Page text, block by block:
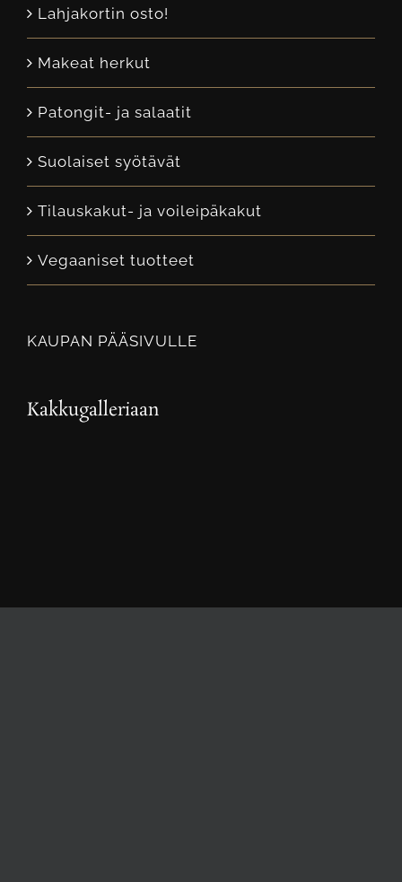
Lahjakortin osto!
Makeat herkut
Patongit- ja salaatit
Suolaiset syötävät
Tilauskakut- ja voileipäkakut
Vegaaniset tuotteet
KAUPAN PÄÄSIVULLE
Kakkugalleriaan